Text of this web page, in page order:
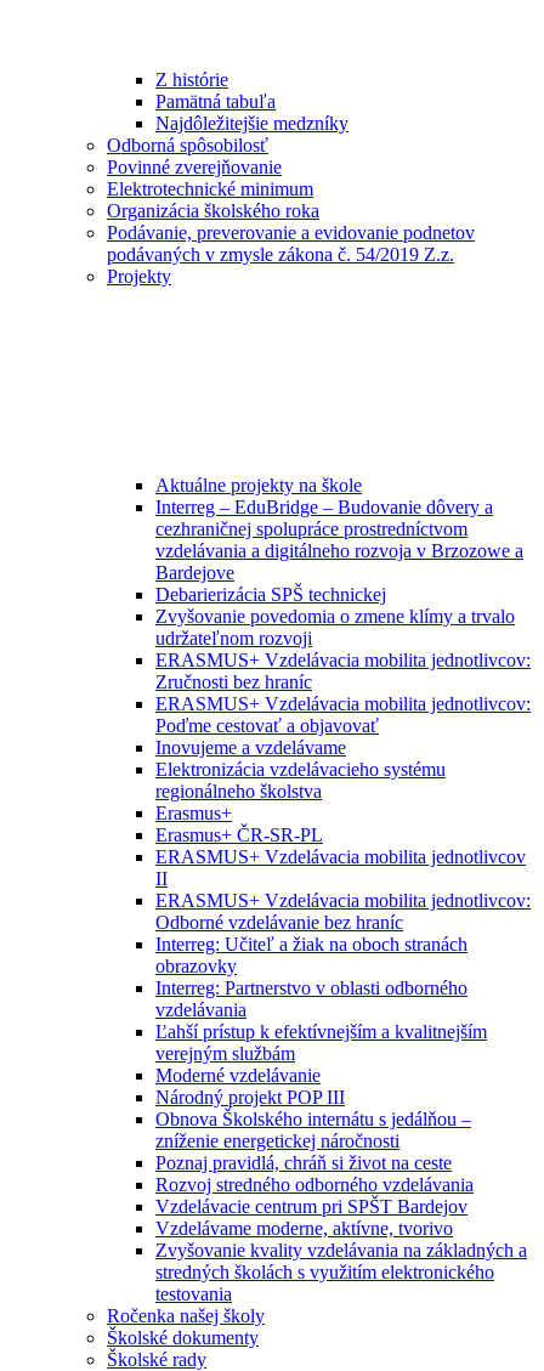
Z histórie
Pamätná tabuľa
Najdôležitejšie medzníky
Odborná spôsobilosť
Povinné zverejňovanie
Elektrotechnické minimum
Organizácia školského roka
Podávanie, preverovanie a evidovanie podnetov
podávaných v zmysle zákona č. 54/2019 Z.z.
Projekty
Aktuálne projekty na škole
Interreg – EduBridge – Budovanie dôvery a
cezhraničnej spolupráce prostredníctvom
vzdelávania a digitálneho rozvoja v Brzozowe a
Bardejove
Debarierizácia SPŠ technickej
Zvyšovanie povedomia o zmene klímy a trvalo
udržateľnom rozvoji
ERASMUS+ Vzdelávacia mobilita jednotlivcov:
Zručnosti bez hraníc
ERASMUS+ Vzdelávacia mobilita jednotlivcov:
Poďme cestovať a objavovať
Inovujeme a vzdelávame
Elektronizácia vzdelávacieho systému
regionálneho školstva
Erasmus+
Erasmus+ ČR-SR-PL
ERASMUS+ Vzdelávacia mobilita jednotlivcov
II
ERASMUS+ Vzdelávacia mobilita jednotlivcov:
Odborné vzdelávanie bez hraníc
Interreg: Učiteľ a žiak na oboch stranách
obrazovky
Interreg: Partnerstvo v oblasti odborného
vzdelávania
Ľahší prístup k efektívnejším a kvalitnejším
verejným službám
Moderné vzdelávanie
Národný projekt POP III
Obnova Školského internátu s jedálňou –
zníženie energetickej náročnosti
Poznaj pravidlá, chráň si život na ceste
Rozvoj stredného odborného vzdelávania
Vzdelávacie centrum pri SPŠT Bardejov
Vzdelávame moderne, aktívne, tvorivo
Zvyšovanie kvality vzdelávania na základných a
stredných školách s využitím elektronického
testovania
Ročenka našej školy
Školské dokumenty
Školské rady